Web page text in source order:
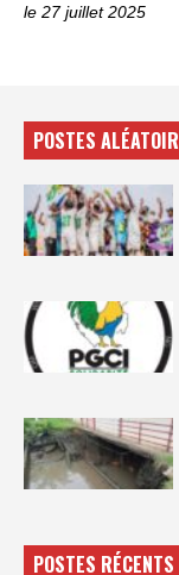
le 27 juillet 2025
POSTES
POSTES RÉCENTS